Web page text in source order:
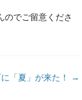
でご留意くださ
「夏」が来た！ →